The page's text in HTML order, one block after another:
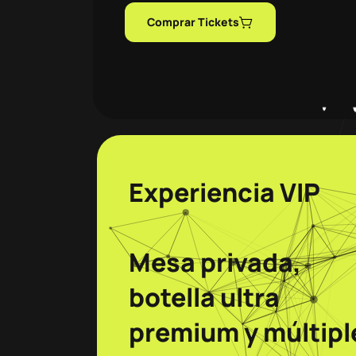
Comprar Tickets
Experiencia VIP
Mesa privada,
botella ultra
premium y